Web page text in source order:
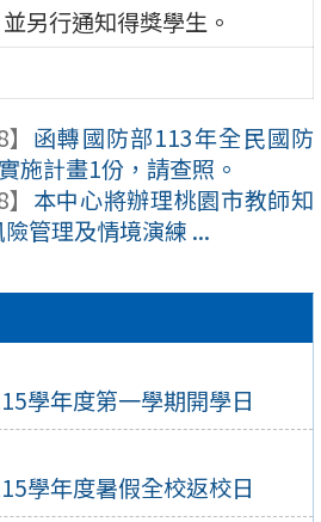
學年度第一學期開學日
學年度暑假全校返校日
另行通知得獎學生。
函轉國防部113年全民國防
施計畫1份，請查照。
本中心將辦理桃園市教師知
管理及情境演練 ...